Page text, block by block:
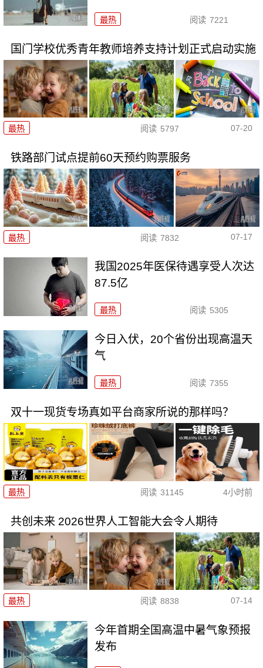
最热 阅读 7221
国门学校优秀青年教师培养支持计划正式启动实施
最热 阅读 5797 07-20
铁路部门试点提前60天预约购票服务
最热 阅读 7832 07-17
我国2025年医保待遇享受人次达
87.5亿
最热 阅读 5305
今日入伏，20个省份出现高温天
气
最热 阅读 7355
双十一现货专场真如平台商家所说的那样吗？
最热 阅读 31145 4小时前
共创未来 2026世界人工智能大会令人期待
最热 阅读 8838 07-14
今年首期全国高温中暑气象预报
发布